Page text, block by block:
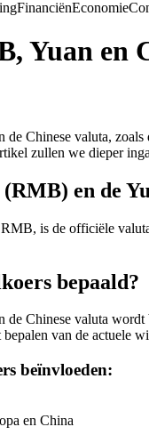
FinanciënEconomie
Yuan en
de Chinese valuta,
zullen we dieper
en de
is de officiële
bepaald?
de Chinese valuta
van de actuele
beïnvloeden:
en China